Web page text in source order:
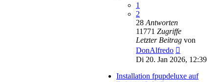
1
2
28 Antworten
11771 Zugriffe
Letzter Beitrag von
DonAlfredo
Di 20. Jan 2026, 12:39
Installation fpupdeluxe auf